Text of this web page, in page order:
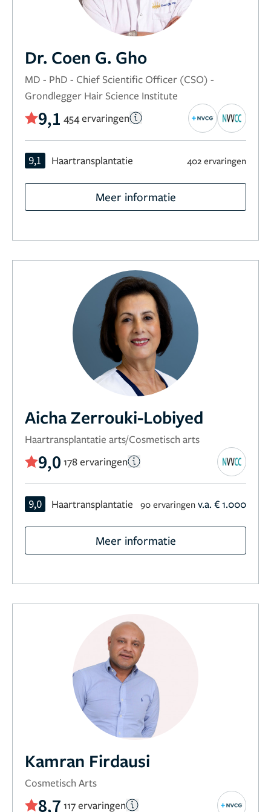
Dr. Coen G. Gho
MD - PhD - Chief Scientific Officer (CSO) -
Grondlegger Hair Science Institute
9,1 454 ervaringen
9,1 Haartransplantatie 402 ervaringen
Meer informatie
Aicha Zerrouki-Lobiyed
Haartransplantatie arts/Cosmetisch arts
9,0 178 ervaringen
9,0 Haartransplantatie 90 ervaringen v.a. € 1.000
Meer informatie
Kamran Firdausi
Cosmetisch Arts
8,7 117 ervaringen